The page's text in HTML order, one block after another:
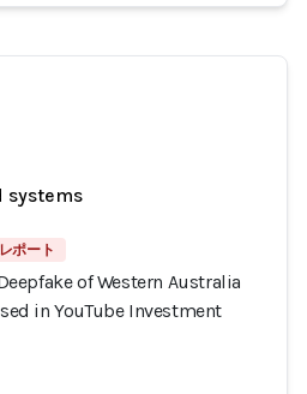
systems
ポート
of Western Australia
in YouTube Investment